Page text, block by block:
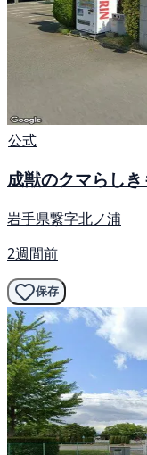
公式
成獣のクマらし
岩手県繋字北ノ浦
2週間前
保存